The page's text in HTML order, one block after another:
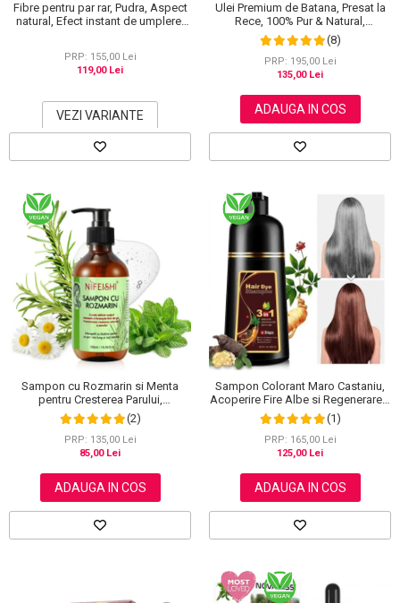
Fibre pentru par rar, Pudra, Aspect
natural, Efect instant de umplere,
PRP: 155,00 Lei
119,00 Lei
VEZI VARIANTE
Ulei Premium de Batana, Presat la
Rece, 100% Pur & Natural,
Stopeaza Caderea Parului, Efect
Puternic Regenerator, 220 g
(8)
PRP: 195,00 Lei
135,00 Lei
ADAUGA IN COS
Sampon cu Rozmarin si Menta
pentru Cresterea Parului,
NIFEISHI®, 300 ml
(2)
PRP: 135,00 Lei
85,00 Lei
ADAUGA IN COS
Sampon Colorant Maro Castaniu,
Acoperire Fire Albe si Regenerare 3
in 1, #3 Chestnut Brown, 500 ml
(1)
PRP: 165,00 Lei
125,00 Lei
ADAUGA IN COS